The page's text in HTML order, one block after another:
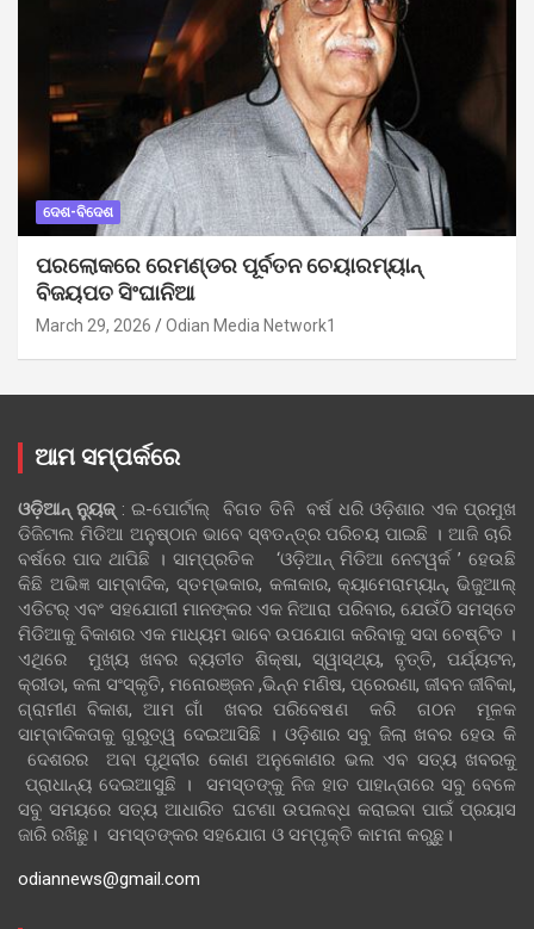
ଦେଶ-ବିଦେଶ
ପରଲୋକରେ ରେମଣ୍ଡର ପୂର୍ବତନ ଚେୟାରମ୍ୟାନ୍
ବିଜୟପତ ସିଂଘାନିଆ
March 29, 2026 Odian Media Network1
ଆମ ସମ୍ପର୍କରେ
ଓଡ଼ିଆନ୍‍ ନ୍ୟୁଜ୍‍: ଇ-ପୋର୍ଟାଲ୍ ବିଗତ ତିନି ବର୍ଷ ଧରି ଓଡ଼ିଶାର ଏକ ପ୍ରମୁଖ
ଡିଜିଟାଲ ମିଡିଆ ଅନୁଷ୍ଠାନ ଭାବେ ସ୍ଵତନ୍ତ୍ର ପରିଚୟ ପାଇଛି । ଆଜି ଚାରି
ବର୍ଷରେ ପାଦ ଥାପିଛି । ସାମ୍ପ୍ରତିକ ‘ଓଡ଼ିଆନ୍‍ ମିଡିଆ ନେଟୱର୍କ ’ ହେଉଛି
କିଛି ଅଭିଜ୍ଞ ସାମ୍ବାଦିକ, ସ୍ତମ୍ଭକାର, କଳାକାର, କ୍ୟାମେରାମ୍ୟାନ୍, ଭିଜୁଆଲ୍
ଏଡିଟର୍ ଏବଂ ସହଯୋଗୀ ମାନଙ୍କର ଏକ ନିଆରା ପରିବାର, ଯେଉଁଠି ସମସ୍ତେ
ମିଡିଆକୁ ବିକାଶର ଏକ ମାଧ୍ୟମ ଭାବେ ଉପଯୋଗ କରିବାକୁ ସଦା ଚେଷ୍ଟିତ ।
ଏଥିରେ ମୁଖ୍ୟ ଖବର ବ୍ୟତୀତ ଶିକ୍ଷା, ସ୍ୱାସ୍ଥ୍ୟ, ବୃତ୍ତି, ପର୍ଯ୍ୟଟନ,
କ୍ରୀଡା, କଳା ସଂସ୍କୃତି, ମନୋରଞ୍ଜନ ,ଭିନ୍ନ ମଣିଷ, ପ୍ରେରଣା, ଜୀବନ ଜୀବିକା,
ଗ୍ରାମୀଣ ବିକାଶ, ଆମ ଗାଁ ଖବର ପରିବେଷଣ କରି ଗଠନ ମୂଳକ
ସାମ୍ବାଦିକତାକୁ ଗୁରୁତ୍ୱ ଦେଇଆସିଛି । ଓଡ଼ିଶାର ସବୁ ଜିଲା ଖବର ହେଉ କି
ଦେଶରର ଅବା ପୃଥିବୀର କୋଣ ଅନୁକୋଣର ଭଲ ଏବ ସତ୍ୟ ଖବରକୁ
ପ୍ରାଧାନ୍ୟ ଦେଇଆସୁଛି । ସମସ୍ତଙ୍କୁ ନିଜ ହାତ ପାହାନ୍ତାରେ ସବୁ ବେଳେ
ସବୁ ସମୟରେ ସତ୍ୟ ଆଧାରିତ ଘଟଣା ଉପଲବ୍ଧ କରାଇବା ପାଇଁ ପ୍ରୟାସ
ଜାରି ରଖିଛୁ। ସମସ୍ତଙ୍କର ସହଯୋଗ ଓ ସମ୍ପୃକ୍ତି କାମନା କରୁଛୁ।
odiannews@gmail.com